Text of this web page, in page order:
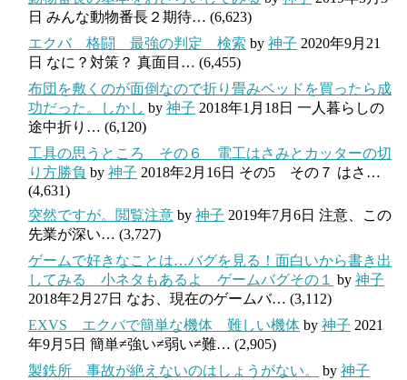
日 みんな動物番長２期待… (6,623)
エクバ 格闘 最強の判定 検索 by 神子 2020年9月21
日 なに？対策？ 真面目… (6,455)
布団を敷くのが面倒なので折り畳みベッドを買ったら成
功だった。しかし by 神子 2018年1月18日 一人暮らしの
途中折り… (6,120)
工具の思うところ その６ 電工はさみとカッターの切
り方勝負 by 神子 2018年2月16日 その5 その７ はさ…
(4,631)
突然ですが。閲覧注意 by 神子 2019年7月6日 注意、この
先業が深い… (3,727)
ゲームで好きなことは…バグを見る！面白いから書き出
してみる 小ネタもあるよ ゲームバグその１
by 神子
2018年2月27日 なお、現在のゲームバ… (3,112)
EXVS エクバで簡単な機体 難しい機体 by 神子 2021
年9月5日 簡単≠強い≠弱い≠難… (2,905)
製鉄所 事故が絶えないのはしょうがない。
by 神子